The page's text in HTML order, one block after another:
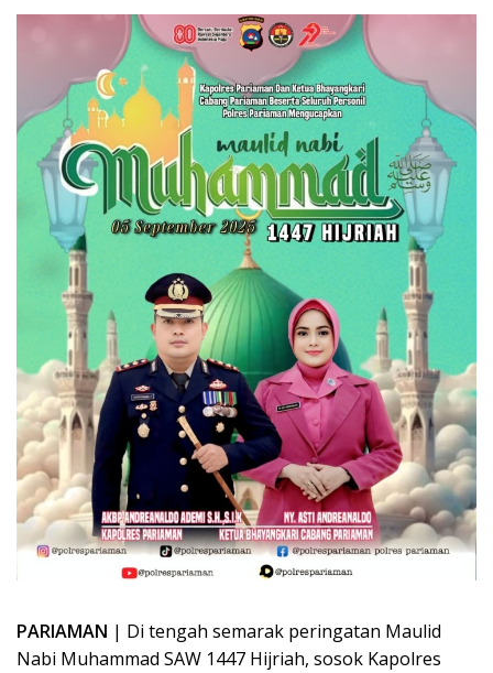
PARIAMAN | Di tengah semarak peringatan Maulid
Nabi Muhammad SAW 1447 Hijriah, sosok Kapolres